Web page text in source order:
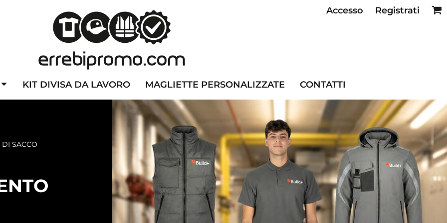
Accesso Registrati
KIT DIVISA DA LAVORO MAGLIETTE PERSONALIZZATE CONTATTI
DI SACCO
CAPPELLINI PERSONALIZZATI ALTA VISIBILITA'